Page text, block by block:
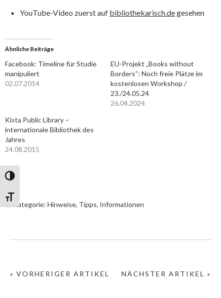
Umschalten auf hohe Kontraste
Schrift vergrößern
YouTube-Video zuerst auf bibliothekarisch.degesehen
Ähnliche Beiträge
Facebook: Timeline für Studie
manipuliert
02.07.2014
EU-Projekt „Books without
Borders“: Noch freie Plätze im
kostenlosen Workshop /
23./24.05.24
26.04.2024
Kista Public Library –
internationale Bibliothek des
Jahres
24.08.2015
In Kategorie: Hinweise, Tipps, Informationen
NÄCHSTER ARTIKEL »
« VORHERIGER ARTIKEL